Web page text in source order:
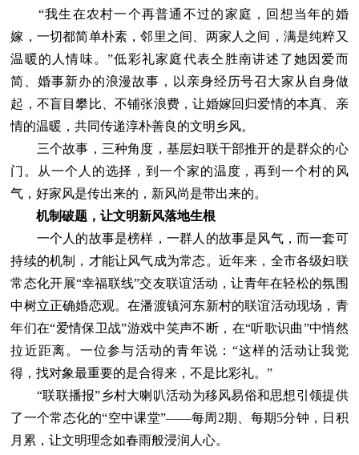
“我生在农村一个再普通不过的家庭，回想当年的婚
嫁，一切都简单朴素，邻里之间、两家人之间，满是纯粹又
温暖的人情味。”低彩礼家庭代表仝胜南讲述了她因爱而
简、婚事新办的浪漫故事，以亲身经历号召大家从自身做
起，不盲目攀比、不铺张浪费，让婚嫁回归爱情的本真、亲
情的温暖，共同传递淳朴善良的文明乡风。
三个故事，三种角度，基层妇联干部推开的是群众的心
门。从一个人的选择，到一个家的温度，再到一个村的风
气，好家风是传出来的，新风尚是带出来的。
机制破题，让文明新风落地生根
一个人的故事是榜样，一群人的故事是风气，而一套可
持续的机制，才能让风气成为常态。近年来，全市各级妇联
常态化开展“幸福联线”交友联谊活动，让青年在轻松的氛围
中树立正确婚恋观。在潘渡镇河东新村的联谊活动现场，青
年们在“爱情保卫战”游戏中笑声不断，在“听歌识曲”中悄然
拉近距离。一位参与活动的青年说：“这样的活动让我觉
得，找对象最重要的是合得来，不是比彩礼。”
“联联播报”乡村大喇叭活动为移风易俗和思想引领提供
了一个常态化的“空中课堂”——每周2期、每期5分钟，日积
月累，让文明理念如春雨般浸润人心。